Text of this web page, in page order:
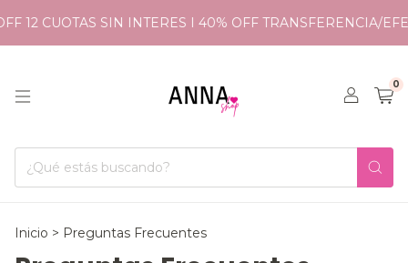
12 CUOTAS SIN INTERES I 40% OFF TRANSFERENCIA/
0
Inicio > Preguntas Frecuentes